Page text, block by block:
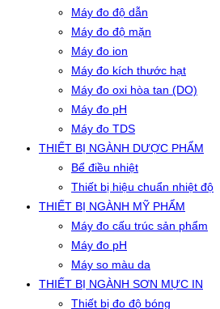
Máy đo độ dẫn
Máy đo độ mặn
Máy đo ion
Máy đo kích thước hạt
Máy đo oxi hòa tan (DO)
Máy đo pH
Máy đo TDS
THIẾT BỊ NGÀNH DƯỢC PHẨM
Bể điều nhiệt
Thiết bị hiệu chuẩn nhiệt độ
THIẾT BỊ NGÀNH MỸ PHẨM
Máy đo cấu trúc sản phẩm
Máy đo pH
Máy so màu da
THIẾT BỊ NGÀNH SƠN MỰC IN
Thiết bị đo độ bóng